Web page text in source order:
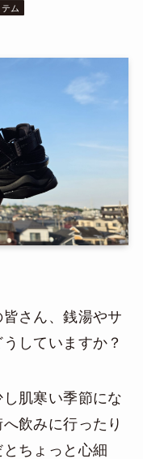
ム
さん、銭湯やサ
していますか？
肌寒い季節にな
飲みに行ったり
ちょっと心細